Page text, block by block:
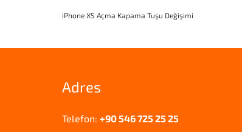
iPhone XS Açma Kapama Tuşu Değişimi
Adres
Telefon: +90 546 725 25 25